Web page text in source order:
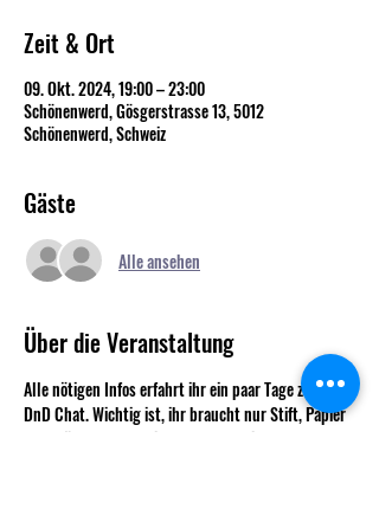
Zeit & Ort
09. Okt. 2024, 19:00 – 23:00
Schönenwerd, Gösgerstrasse 13, 5012
Schönenwerd, Schweiz
Gäste
Alle ansehen
Über die Veranstaltung
Alle nötigen Infos erfahrt ihr ein paar Tage zuvor im
DnD Chat. Wichtig ist, ihr braucht nur Stift, Papier
und Würfel. Alles weitere bekommt ihr vor Ort. Es